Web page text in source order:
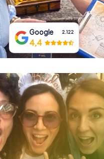
Gutscheine bestellen
Google 2.122
4,4